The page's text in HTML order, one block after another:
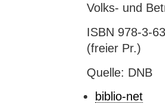
Volks- und
ISBN 978-3-
(freier Pr.)
Quelle: DNB
biblio-net